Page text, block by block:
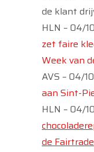
de klant
HLN – 04/
zet faire
Week van
AVS – 04/
aan Sint-
HLN – 04/
de Fairtrade